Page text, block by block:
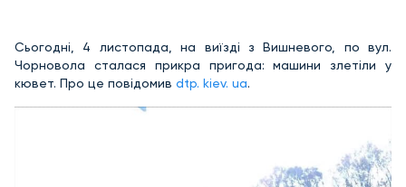
Сьогодні, 4 листопада, на виїзді з Вишневого, по вул.
Чорновола сталася прикра пригода: машини злетіли у
кювет. Про це повідомив dtp. kiev. ua.